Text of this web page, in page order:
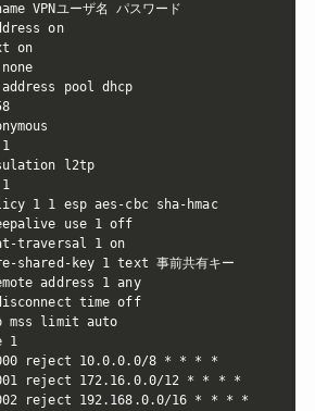
VPNユーザ名 パスワード
on
on
pool dhcp
l2tp
1 1 esp aes-cbc sha-hmac
use 1 off
traversal 1 on
shared-key 1 text 事前共有キー
address 1 any
time off
mss limit auto
1
reject 10.0.0.0/8 * * * *
reject 172.16.0.0/12 * * * *
reject 192.168.0.0/16 * * * *